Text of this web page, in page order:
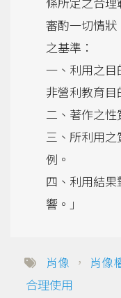
審酌一切情
之基準：
一、利用之
非營利教育目
二、著作之性
三、所利用
例。
四、利用結
響。」
肖像 ， 肖像
合理使用